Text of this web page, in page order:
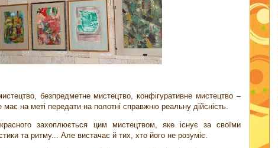
безпредметне мистецтво, конфігуративне мистецтво –
на меті передати на полотні справжню реальну дійсність.
захоплюється цим мистецтвом, яке існує за своїми
та ритму... Але вистачає й тих, хто його не розуміє.